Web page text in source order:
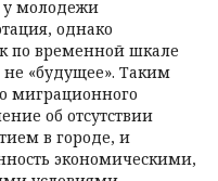
у молодежи
однако
по временной шкале
«будущее». Таким
миграционного
об отсутствии
в городе, и
экономическими,